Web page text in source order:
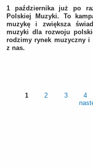
1 października już po
Polskiej Muzyki. To
muzykę i zwiększa
muzyki dla rozwoju
rodzimy rynek muzyczny i
z nas.
1 2 3 4